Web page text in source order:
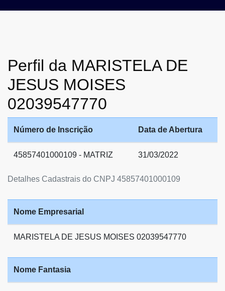
Perfil da MARISTELA DE
JESUS MOISES
02039547770
Detalhes Cadastrais do CNPJ 45857401000109
Número de Inscrição Data de Abertura
45857401000109 - MATRIZ 31/03/2022
Nome Empresarial
MARISTELA DE JESUS MOISES 02039547770
Nome Fantasia